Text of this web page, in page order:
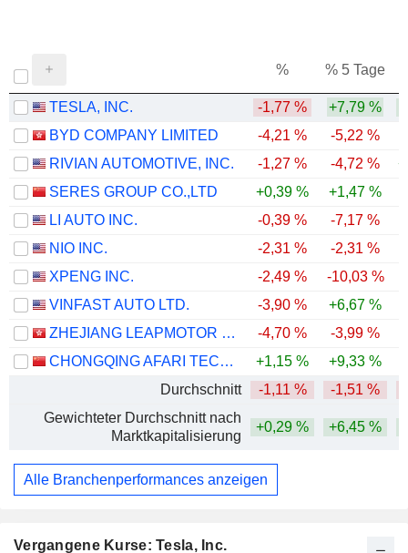
% % 5 Tage
TESLA, INC. -1,77 % +7,79 %
BYD COMPANY LIMITED
-4,21 % -5,22 %
RIVIAN AUTOMOTIVE, INC.
-1,27 % -4,72 %
SERES GROUP CO.,LTD
+0,39 % +1,47 %
LI AUTO INC.
-0,39 % -7,17 %
NIO INC.
-2,31 % -2,31 %
XPENG INC.
-2,49 % -10,03 %
VINFAST AUTO LTD.
-3,90 % +6,67 %
ZHEJIANG LEAPMOTOR TECHNOLOGY CO., LTD.
-4,70 % -3,99 %
CHONGQING AFARI TECHNOLOGY CO., LTD.
+1,15 % +9,33 %
Durchschnitt
-1,11 % -1,51 %
Gewichteter Durchschnitt nach
Marktkapitalisierung
+0,29 % +6,45 %
Alle Branchenperformances anzeigen
Vergangene Kurse: Tesla, Inc.